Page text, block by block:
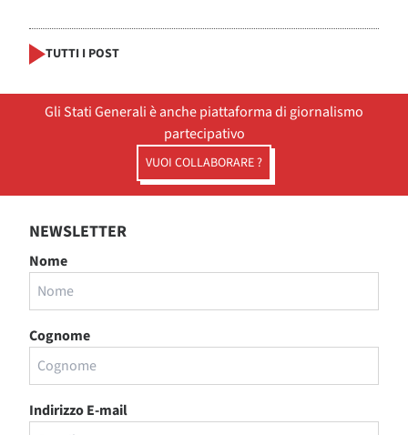
TUTTI I POST
Gli Stati Generali è anche piattaforma di giornalismo
partecipativo
VUOI COLLABORARE ?
NEWSLETTER
Nome
Cognome
Indirizzo E-mail